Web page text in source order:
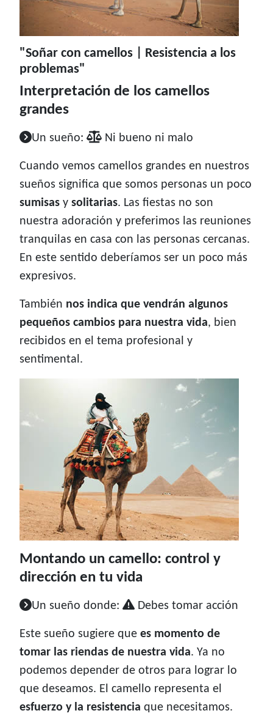
"Soñar con camellos | Resistencia a los
problemas"
Interpretación de los camellos
grandes
Un sueño: Ni bueno ni malo
Cuando vemos camellos grandes en nuestros
sueños significa que somos personas un poco
sumisas y solitarias. Las fiestas no son
nuestra adoración y preferimos las reuniones
tranquilas en casa con las personas cercanas.
En este sentido deberíamos ser un poco más
expresivos.
También nos indica que vendrán algunos
pequeños cambios para nuestra vida, bien
recibidos en el tema profesional y
sentimental.
Montando un camello: control y
dirección en tu vida
Un sueño donde: Debes tomar acción
Este sueño sugiere que es momento de
tomar las riendas de nuestra vida. Ya no
podemos depender de otros para lograr lo
que deseamos. El camello representa el
esfuerzo y la resistencia que necesitamos.